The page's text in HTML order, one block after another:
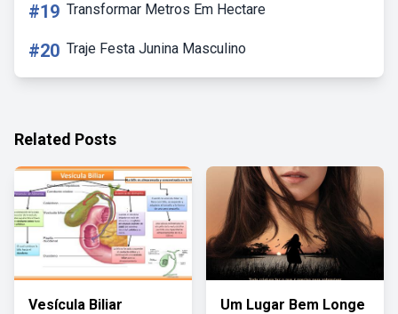
#19 Transformar Metros Em Hectare
#20 Traje Festa Junina Masculino
Related Posts
Vesícula Biliar
Um Lugar Bem Longe